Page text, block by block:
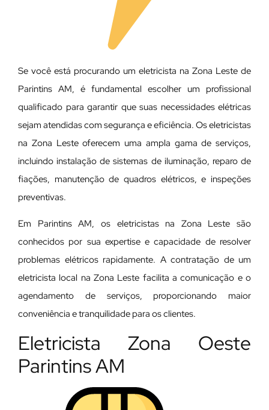
Se você está procurando um eletricista na Zona Leste de
Parintins AM, é fundamental escolher um profissional
qualificado para garantir que suas necessidades elétricas
sejam atendidas com segurança e eficiência. Os eletricistas
na Zona Leste oferecem uma ampla gama de serviços,
incluindo instalação de sistemas de iluminação, reparo de
fiações, manutenção de quadros elétricos, e inspeções
preventivas.
Em Parintins AM, os eletricistas na Zona Leste são
conhecidos por sua expertise e capacidade de resolver
problemas elétricos rapidamente. A contratação de um
eletricista local na Zona Leste facilita a comunicação e o
agendamento de serviços, proporcionando maior
conveniência e tranquilidade para os clientes.
Eletricista Zona Oeste
Parintins AM